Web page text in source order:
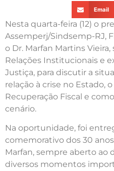
Email
Nesta quarta-feira (12) o
Assemperj/Sindsemp-RJ,
o Dr. Marfan Martins
Relações Institucionais e
Justiça, para discutir a
relação à crise no Estado,
Recuperação Fiscal e
cenário.
Na oportunidade, foi
comemorativo dos 30
Marfan, sempre aberto ao
diversos momentos